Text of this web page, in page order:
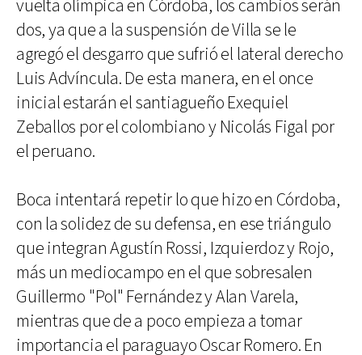
vuelta olímpica en Córdoba, los cambios serán
dos, ya que a la suspensión de Villa se le
agregó el desgarro que sufrió el lateral derecho
Luis Advíncula. De esta manera, en el once
inicial estarán el santiagueño Exequiel
Zeballos por el colombiano y Nicolás Figal por
el peruano.
Boca intentará repetir lo que hizo en Córdoba,
con la solidez de su defensa, en ese triángulo
que integran Agustín Rossi, Izquierdoz y Rojo,
más un mediocampo en el que sobresalen
Guillermo "Pol" Fernández y Alan Varela,
mientras que de a poco empieza a tomar
importancia el paraguayo Oscar Romero. En